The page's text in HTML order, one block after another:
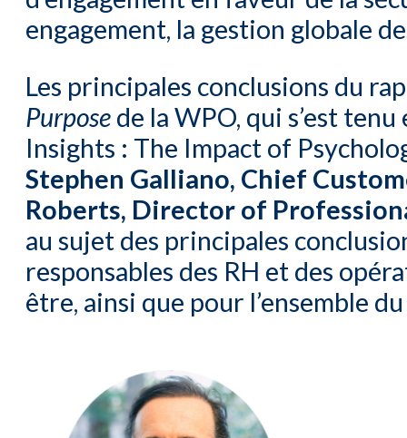
engagement, la gestion globale
Les principales conclusions du
Purpose de la WPO, qui s’est
Insights : The Impact of
Stephen Galliano, Chief
Roberts, Director of
au sujet des principales
responsables des RH et des
être, ainsi que pour l’ensemble